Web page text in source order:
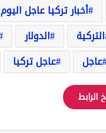
أخبار تركيا عاجل اليوم
التركية الدولار
عاجل عاجل تركيا
الرابط